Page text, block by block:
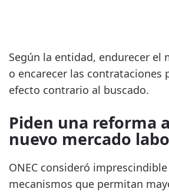
Según la entidad, endurecer el
o encarecer las contrataciones
efecto contrario al buscado.
Piden una reforma
nuevo mercado
ONEC consideró
mecanismos que permitan